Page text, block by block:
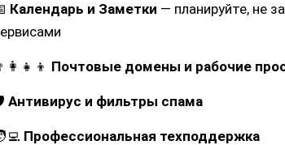
Календарь и Заметки — планируйте, не
Почтовые домены и рабочие
Антивирус и фильтры спама
Профессиональная техподдержка